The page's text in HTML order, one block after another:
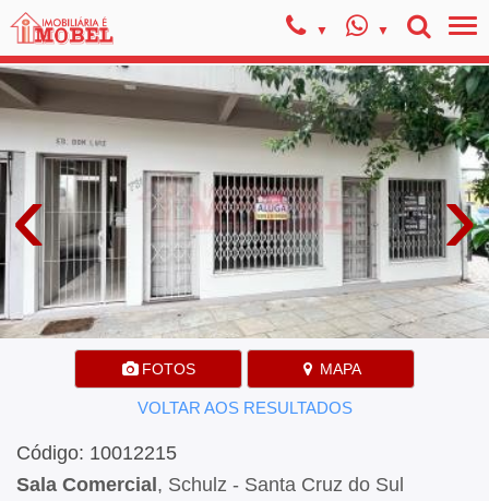
‹ ›
FOTOS MAPA
VOLTAR AOS RESULTADOS
Código: 10012215
Sala Comercial , Schulz - Santa Cruz do Sul